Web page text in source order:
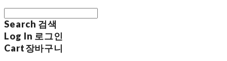
Search 검색
Log In 로그인
Cart장바구니